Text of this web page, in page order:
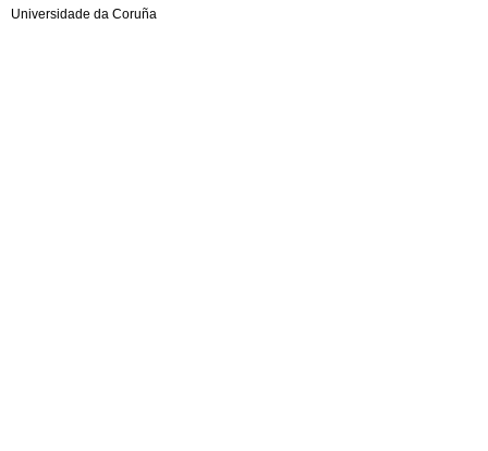
Universidade da Coruña